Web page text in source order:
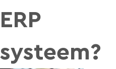
ERP
systeem?